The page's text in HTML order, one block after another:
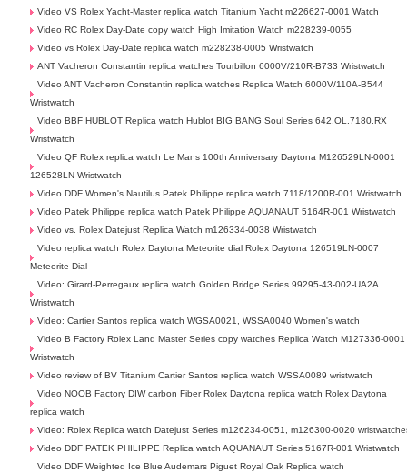
Video VS Rolex Yacht-Master replica watch Titanium Yacht m226627-0001 Watch
Video RC Rolex Day-Date copy watch High Imitation Watch m228239-0055
Video vs Rolex Day-Date replica watch m228238-0005 Wristwatch
ANT Vacheron Constantin replica watches Tourbillon 6000V/210R-B733 Wristwatch
Video ANT Vacheron Constantin replica watches Replica Watch 6000V/110A-B544
Wristwatch
Video BBF HUBLOT Replica watch Hublot BIG BANG Soul Series 642.OL.7180.RX
Wristwatch
Video QF Rolex replica watch Le Mans 100th Anniversary Daytona M126529LN-0001
126528LN Wristwatch
Video DDF Women's Nautilus Patek Philippe replica watch 7118/1200R-001 Wristwatch
Video Patek Philippe replica watch Patek Philippe AQUANAUT 5164R-001 Wristwatch
Video vs. Rolex Datejust Replica Watch m126334-0038 Wristwatch
Video replica watch Rolex Daytona Meteorite dial Rolex Daytona 126519LN-0007
Meteorite Dial
Video: Girard-Perregaux replica watch Golden Bridge Series 99295-43-002-UA2A
Wristwatch
Video: Cartier Santos replica watch WGSA0021, WSSA0040 Women's watch
Video B Factory Rolex Land Master Series copy watches Replica Watch M127336-0001
Wristwatch
Video review of BV Titanium Cartier Santos replica watch WSSA0089 wristwatch
Video NOOB Factory DIW carbon Fiber Rolex Daytona replica watch Rolex Daytona
replica watch
Video: Rolex Replica watch Datejust Series m126234-0051, m126300-0020
Video DDF PATEK PHILIPPE Replica watch AQUANAUT Series 5167R-001 Wristwatch
Video DDF Weighted Ice Blue Audemars Piguet Royal Oak Replica watch